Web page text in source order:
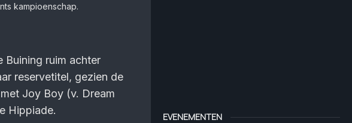
kampioenschap.
Buining ruim achter
reservetitel, gezien de
Joy Boy (v. Dream
Hippiade.
EVENEMENTEN